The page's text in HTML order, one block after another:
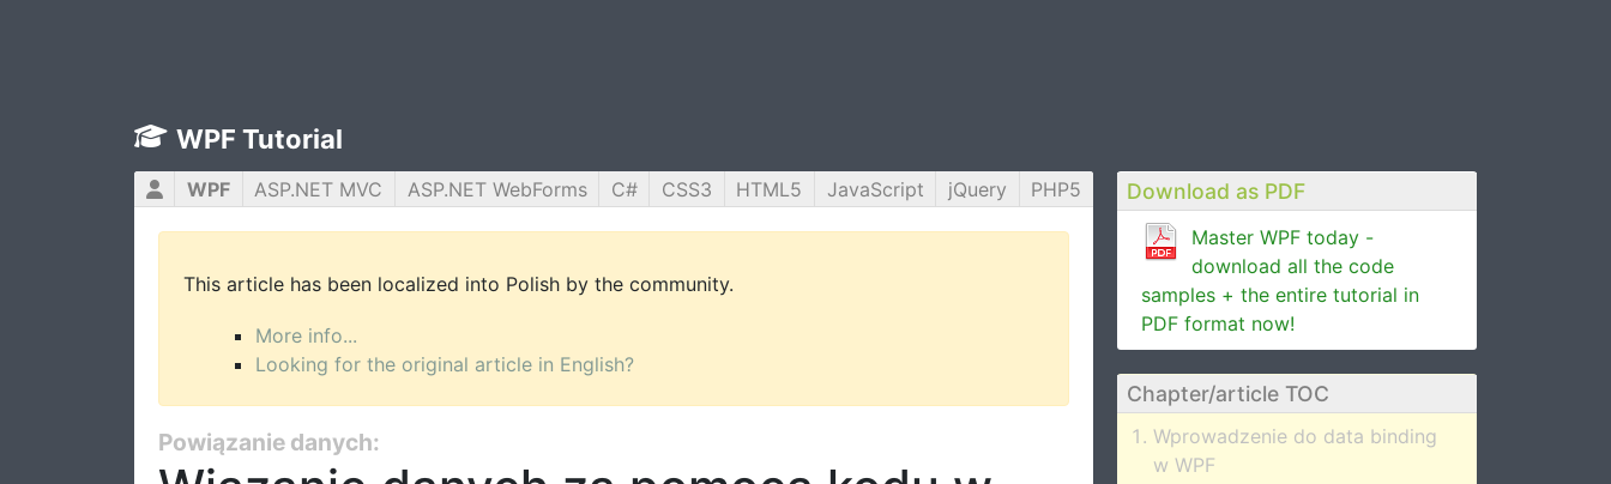
WPF Tutorial
Download as PDF
Master WPF today -
download all the code
samples + the entire tutorial in
PDF format now!
Chapter/article TOC
Wprowadzenie do data binding
w WPF
WPF ASP.NET MVC ASP.NET WebForms C# CSS3 HTML5 JavaScript jQuery PHP5
This article has been localized into Polish by the community.
More info...
Looking for the original article in English?
Powiązanie danych: